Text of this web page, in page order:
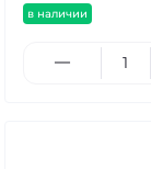
в наличии